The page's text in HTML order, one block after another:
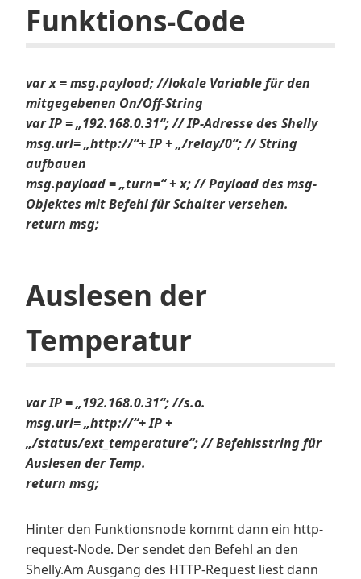
Funktions-Code
var x = msg.payload; //lokale Variable für den
mitgegebenen On/Off-String
var IP = „192.168.0.31“; // IP-Adresse des Shelly
msg.url= „http://“+ IP + „/relay/0“; // String
aufbauen
msg.payload = „turn=“ + x; // Payload des msg-
Objektes mit Befehl für Schalter versehen.
return msg;
Auslesen der
Temperatur
var IP = „192.168.0.31“; //s.o.
msg.url= „http://“+ IP +
„/status/ext_temperature“; // Befehlsstring für
Auslesen der Temp.
return msg;
Hinter den Funktionsnode kommt dann ein http-
request-Node. Der sendet den Befehl an den
Shelly.Am Ausgang des HTTP-Request liest dann